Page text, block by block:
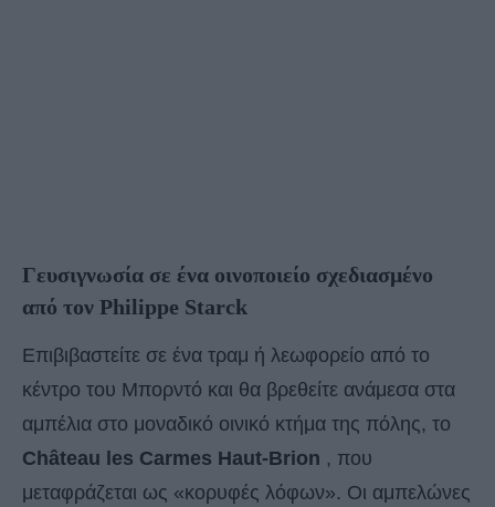
Γευσιγνωσία σε ένα οινοποιείο σχεδιασμένο
από τον Philippe Starck
Επιβιβαστείτε σε ένα τραμ ή λεωφορείο από το
κέντρο του Μπορντό και θα βρεθείτε ανάμεσα στα
αμπέλια στο μοναδικό οινικό κτήμα της πόλης, το
Château les Carmes Haut-Brion , που
μεταφράζεται ως «κορυφές λόφων». Οι αμπελώνες